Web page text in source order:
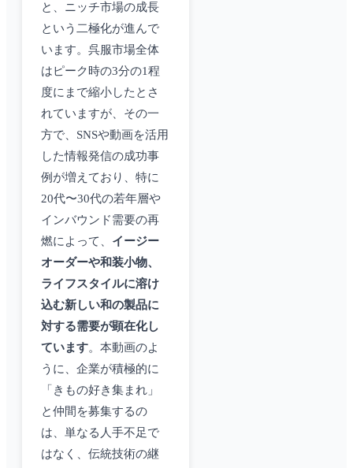
と、ニッチ市場の成長
という二極化が進んで
います。呉服市場全体
はピーク時の3分の1程
度にまで縮小したとさ
れていますが、その一
方で、SNSや動画を活用
した情報発信の成功事
例が増えており、特に
20代〜30代の若年層や
インバウンド需要の再
燃によって、 イージー
オーダーや和装小物、
ライフスタイルに溶け
込む新しい和の製品に
対する需要が顕在化し
ています。本動画のよ
うに、企業が積極的に
「きもの好き集まれ」
と仲間を募集するの
は、単なる人手不足で
はなく、伝統技術の継